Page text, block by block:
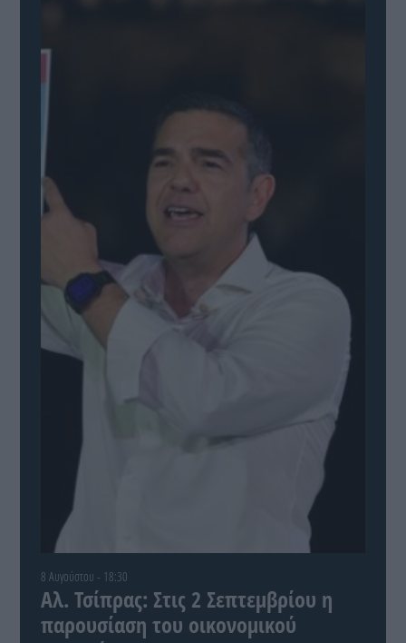
8 Αυγούστου - 18:30
Αλ. Τσίπρας: Στις 2 Σεπτεμβρίου η
παρουσίαση του οικονομικού